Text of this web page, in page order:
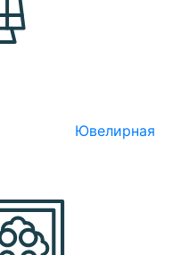
Ювелирная